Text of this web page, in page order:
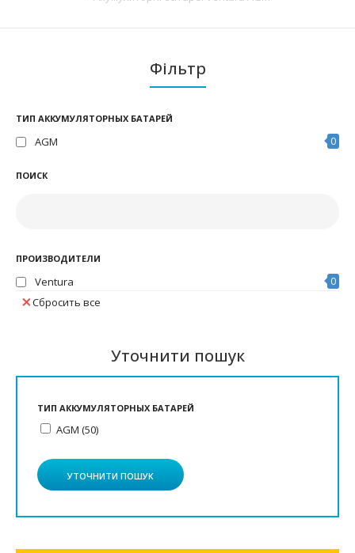
Фільтр
ТИП АККУМУЛЯТОРНЫХ БАТАРЕЙ
AGM 0
ПОИСК
ПРОИЗВОДИТЕЛИ
Ventura 0
Сбросить все
Уточнити пошук
ТИП АККУМУЛЯТОРНЫХ БАТАРЕЙ
AGM (50)
УТОЧНИТИ ПОШУК